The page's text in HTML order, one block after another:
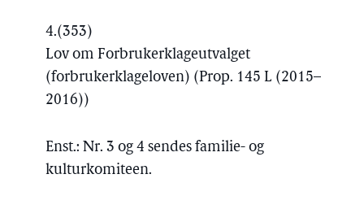
4.(353)
Lov om Forbrukerklageutvalget
(forbrukerklageloven) (Prop. 145 L (2015–
2016))
Enst.: Nr. 3 og 4 sendes familie- og
kulturkomiteen.